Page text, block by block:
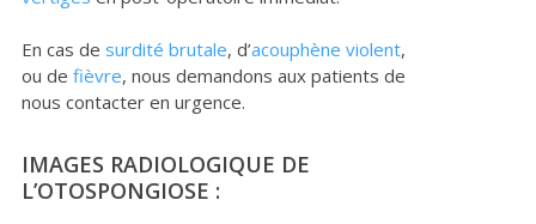
En cas de surdité brutale, d’acouphène violent,
ou de fièvre, nous demandons aux patients de
nous contacter en urgence.
IMAGES RADIOLOGIQUE DE
L’OTOSPONGIOSE :